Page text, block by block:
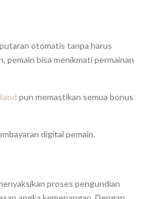
otomatis tanpa harus
pemain bisa menikmati permainan
pun memastikan semua bonus
digital pemain.
proses pengundian